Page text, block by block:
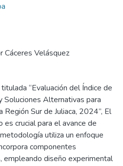
Cáceres Velásquez
“Evaluación del Índice de
Soluciones Alternativas para
Sur de Juliaca, 2024”, El
crucial para el avance de
utiliza un enfoque
componentes
empleando diseño experimental